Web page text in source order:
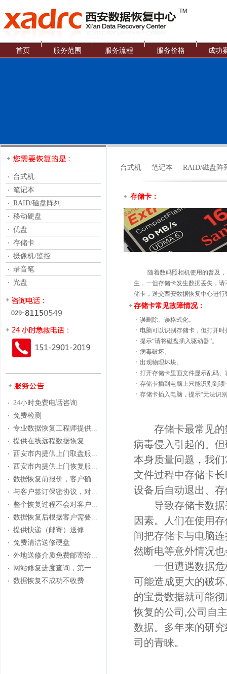
首页 服务范围 服务流程 服务价格 成功
台式机
笔记本
RAID/磁盘阵列
移动硬盘
优盘
存储卡
摄像机/监控
录音笔
光盘
24小时免费电话咨询
免费检测
专业数据恢复工程师提供...
提供在线远程数据恢复
西安市内提供上门取盘服...
西安市内提供上门恢复服...
数据恢复前报价，客户确...
与客户签订保密协议，对...
整个恢复过程不会对客户...
数据恢复后根据客户需要...
提供快递（邮寄）送修
免费清洁送修硬盘
外地送修介质免费邮寄给...
网站修复进度查询，第一...
数据恢复不成功不收费
台式机 笔记本 RAID/磁盘阵
存储卡：
随着数码照相机使用的普及，
生，一但存储卡发生数据丢失，
储卡，送交西安数据恢复中心进
存储卡常见故障情况：
误删除、误格式化。
电脑可以识别存储卡，但打开
提示“请将磁盘插入驱动器”。
病毒破坏。
出现物理坏块。
打开存储卡里面文件显示乱码
存储卡插到电脑上只能识别到读
存储卡插入电脑，提示“无法识
存储卡最常见的
病毒侵入引起的。
本身质量问题，我
文件过程中存储卡
设备后自动退出、
导致存储卡数据
因素。人们在使用
间把存储卡与电脑
然断电等意外情况
一但遭遇数据危
可能造成更大的破
的宝贵数据就可能
恢复的公司,公司自
数据。多年来的研
司的青睐。